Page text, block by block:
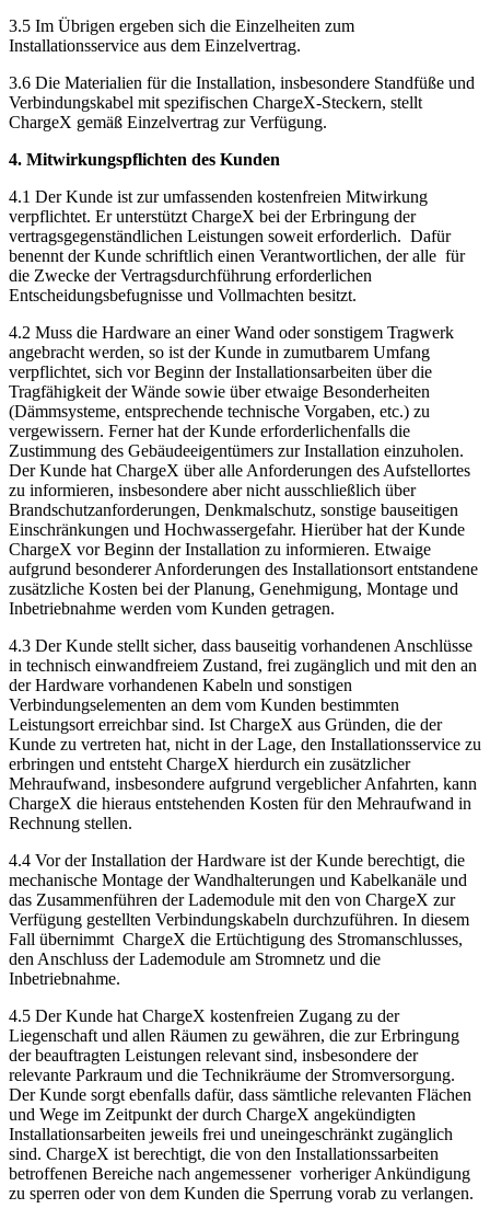
3.5 Im Übrigen ergeben sich die Einzelheiten zum
Installationsservice aus dem Einzelvertrag.
3.6 Die Materialien für die Installation, insbesondere Standfüße und
Verbindungskabel mit spezifischen ChargeX-Steckern, stellt
ChargeX gemäß Einzelvertrag zur Verfügung.
4. Mitwirkungspflichten des Kunden
4.1 Der Kunde ist zur umfassenden kostenfreien Mitwirkung
verpflichtet. Er unterstützt ChargeX bei der Erbringung der
vertragsgegenständlichen Leistungen soweit erforderlich. Dafür
benennt der Kunde schriftlich einen Verantwortlichen, der alle für
die Zwecke der Vertragsdurchführung erforderlichen
Entscheidungsbefugnisse und Vollmachten besitzt.
4.2 Muss die Hardware an einer Wand oder sonstigem Tragwerk
angebracht werden, so ist der Kunde in zumutbarem Umfang
verpflichtet, sich vor Beginn der Installationsarbeiten über die
Tragfähigkeit der Wände sowie über etwaige Besonderheiten
(Dämmsysteme, entsprechende technische Vorgaben, etc.) zu
vergewissern. Ferner hat der Kunde erforderlichenfalls die
Zustimmung des Gebäudeeigentümers zur Installation einzuholen.
Der Kunde hat ChargeX über alle Anforderungen des Aufstellortes
zu informieren, insbesondere aber nicht ausschließlich über
Brandschutzanforderungen, Denkmalschutz, sonstige bauseitigen
Einschränkungen und Hochwassergefahr. Hierüber hat der Kunde
ChargeX vor Beginn der Installation zu informieren. Etwaige
aufgrund besonderer Anforderungen des Installationsort entstandene
zusätzliche Kosten bei der Planung, Genehmigung, Montage und
Inbetriebnahme werden vom Kunden getragen.
4.3 Der Kunde stellt sicher, dass bauseitig vorhandenen Anschlüsse
in technisch einwandfreiem Zustand, frei zugänglich und mit den an
der Hardware vorhandenen Kabeln und sonstigen
Verbindungselementen an dem vom Kunden bestimmten
Leistungsort erreichbar sind. Ist ChargeX aus Gründen, die der
Kunde zu vertreten hat, nicht in der Lage, den Installationsservice zu
erbringen und entsteht ChargeX hierdurch ein zusätzlicher
Mehraufwand, insbesondere aufgrund vergeblicher Anfahrten, kann
ChargeX die hieraus entstehenden Kosten für den Mehraufwand in
Rechnung stellen.
4.4 Vor der Installation der Hardware ist der Kunde berechtigt, die
mechanische Montage der Wandhalterungen und Kabelkanäle und
das Zusammenführen der Lademodule mit den von ChargeX zur
Verfügung gestellten Verbindungskabeln durchzuführen. In diesem
Fall übernimmt ChargeX die Ertüchtigung des Stromanschlusses,
den Anschluss der Lademodule am Stromnetz und die
Inbetriebnahme.
4.5 Der Kunde hat ChargeX kostenfreien Zugang zu der
Liegenschaft und allen Räumen zu gewähren, die zur Erbringung
der beauftragten Leistungen relevant sind, insbesondere der
relevante Parkraum und die Technikräume der Stromversorgung.
Der Kunde sorgt ebenfalls dafür, dass sämtliche relevanten Flächen
und Wege im Zeitpunkt der durch ChargeX angekündigten
Installationsarbeiten jeweils frei und uneingeschränkt zugänglich
sind. ChargeX ist berechtigt, die von den Installationssarbeiten
betroffenen Bereiche nach angemessener vorheriger Ankündigung
zu sperren oder von dem Kunden die Sperrung vorab zu verlangen.